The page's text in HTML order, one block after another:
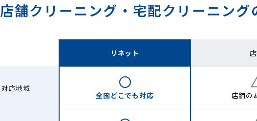
店舗クリーニング・ 宅配クリーニング
リネット
対応地域
全国どこでも対応 店舗の